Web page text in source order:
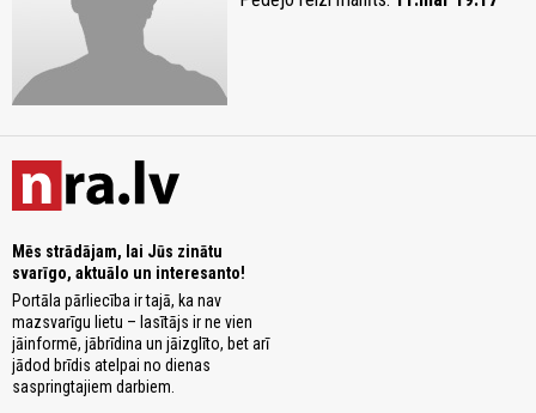
Mēs strādājam, lai Jūs zinātu
svarīgo, aktuālo un interesanto!
Portāla pārliecība ir tajā, ka nav
mazsvarīgu lietu – lasītājs ir ne vien
jāinformē, jābrīdina un jāizglīto, bet arī
jādod brīdis atelpai no dienas
saspringtajiem darbiem.